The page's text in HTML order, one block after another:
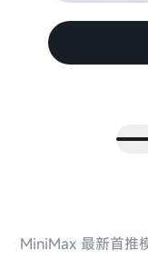
MiniMax 最新首推